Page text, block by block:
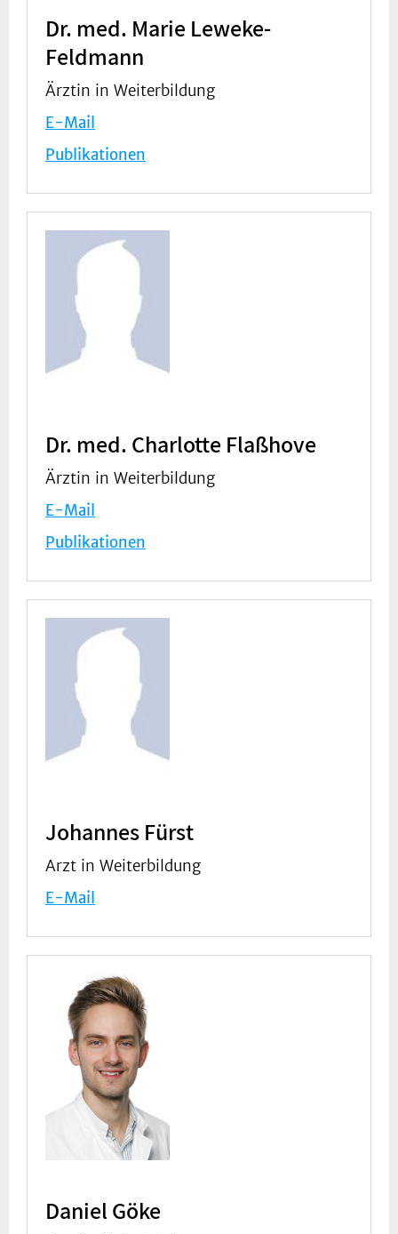
Dr. med. Marie Leweke-
Feldmann
Ärztin in Weiterbildung
E-Mail
Publikationen
Dr. med. Charlotte Flaßhove
Ärztin in Weiterbildung
E-Mail
Publikationen
Johannes Fürst
Arzt in Weiterbildung
E-Mail
Daniel Göke